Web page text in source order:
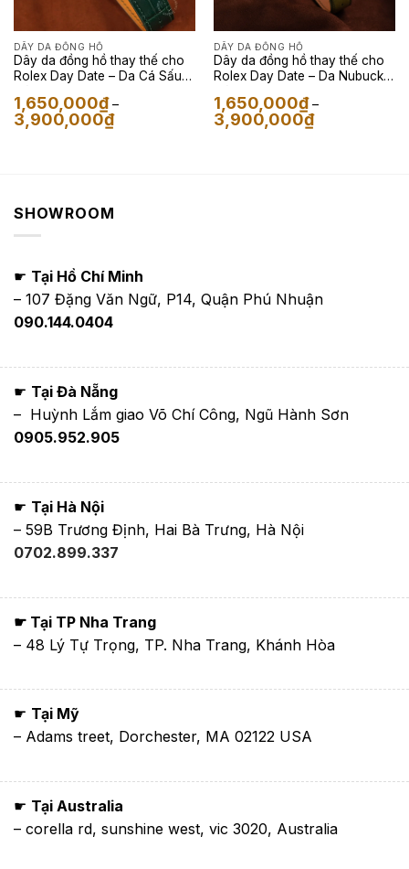
DÂY DA ĐỒNG HỒ
Dây da đồng hồ thay thế cho
Rolex Day Date – Da Cá Sấu
1,650,000₫ –
3,900,000₫Khoảng
giá:
DÂY DA ĐỒNG HỒ
Dây da đồng hồ thay thế cho
Rolex Day Date – Da Nubuck
1,650,000₫ –
3,900,000₫Khoảng
giá:
SHOWROOM
☛ Tại Hồ Chí Minh
– 107 Đặng Văn Ngữ, P14, Quận Phú Nhuận
090.144.0404
☛ Tại Đà Nẵng
– Huỳnh Lắm giao Võ Chí Công, Ngũ Hành Sơn
0905.952.905
☛ Tại Hà Nội
– 59B Trương Định, Hai Bà Trưng, Hà Nội
0702.899.337
☛ Tại TP Nha Trang
– 48 Lý Tự Trọng, TP. Nha Trang, Khánh Hòa
☛ Tại Mỹ
– Adams treet, Dorchester, MA 02122 USA
☛ Tại Australia
– corella rd, sunshine west, vic 3020, Australia